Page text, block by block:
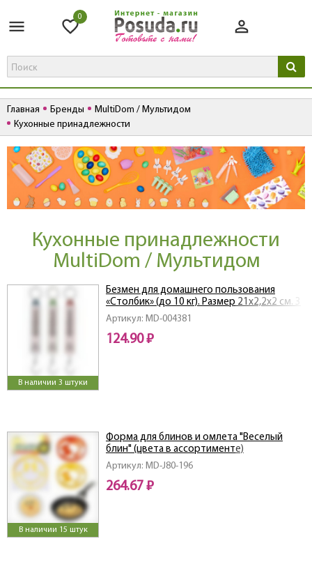
0
Главная Бренды
MultiDom / Мультидом
Кухонные принадлежности
Кухонные принадлежности
MultiDom / Мультидом
В наличии 3 штуки
Артикул: MD-004381
Безмен для домашнего пользования
«Столбик» (до 10 кг). Размер 21х2,2х2 см. 3
цв NEW
124.90 ₽
В наличии 15 штук
Артикул: MD-J80-196
Форма для блинов и омлета "Веселый
блин" (цвета в ассортименте)
264.67 ₽